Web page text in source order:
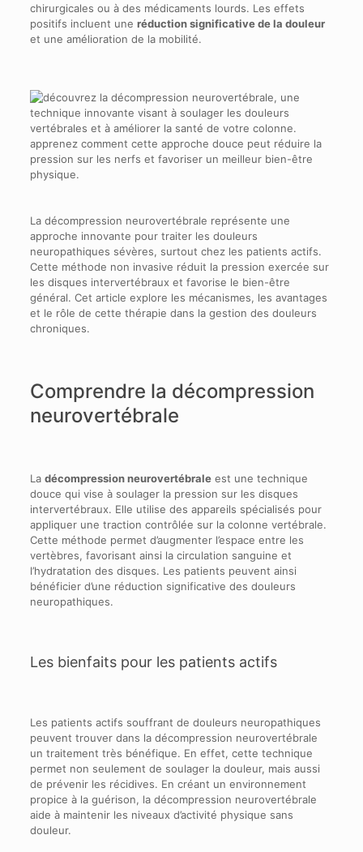
chirurgicales ou à des médicaments lourds. Les effets
positifs incluent une réduction significative de la douleur
et une amélioration de la mobilité.
La décompression neurovertébrale représente une
approche innovante pour traiter les douleurs
neuropathiques sévères, surtout chez les patients actifs.
Cette méthode non invasive réduit la pression exercée sur
les disques intervertébraux et favorise le bien-être
général. Cet article explore les mécanismes, les avantages
et le rôle de cette thérapie dans la gestion des douleurs
chroniques.
Comprendre la décompression
neurovertébrale
La décompression neurovertébraleest une technique
douce qui vise à soulager la pression sur les disques
intervertébraux. Elle utilise des appareils spécialisés pour
appliquer une traction contrôlée sur la colonne vertébrale.
Cette méthode permet d’augmenter l’espace entre les
vertèbres, favorisant ainsi la circulation sanguine et
l’hydratation des disques. Les patients peuvent ainsi
bénéficier d’une réduction significative des douleurs
neuropathiques.
Les bienfaits pour les patients actifs
Les patients actifs souffrant de douleurs neuropathiques
peuvent trouver dans la décompression neurovertébrale
un traitement très bénéfique. En effet, cette technique
permet non seulement de soulager la douleur, mais aussi
de prévenir les récidives. En créant un environnement
propice à la guérison, la décompression neurovertébrale
aide à maintenir les niveaux d’activité physique sans
douleur.